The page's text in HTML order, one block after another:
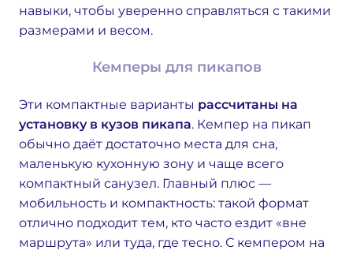
навыки, чтобы уверенно справляться с такими
размерами и весом.
Кемперы для пикапов
Эти компактные варианты рассчитаны на
установку в кузов пикапа. Кемпер на пикап
обычно даёт достаточно места для сна,
маленькую кухонную зону и чаще всего
компактный санузел. Главный плюс —
мобильность и компактность: такой формат
отлично подходит тем, кто часто ездит «вне
маршрута» или туда, где тесно. С кемпером на